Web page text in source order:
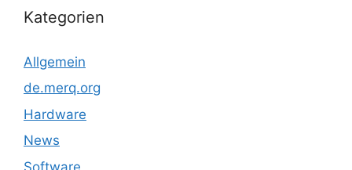
Kategorien
Allgemein
de.merq.org
Hardware
News
Software